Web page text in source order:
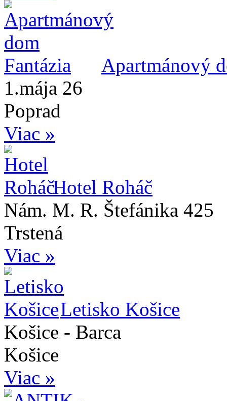
Apartmánový
1.mája 26
Poprad
Viac »
Hotel Roháč
Nám. M. R. Štefánika 425
Trstená
Viac »
Letisko Košice
Košice - Barca
Košice
Viac »